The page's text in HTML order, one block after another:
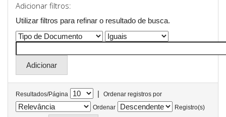
Adicionar filtros:
Utilizar filtros para refinar o resultado de busca.
Resultados/Página |
Ordenar registros por
Ordenar
Registro(s)